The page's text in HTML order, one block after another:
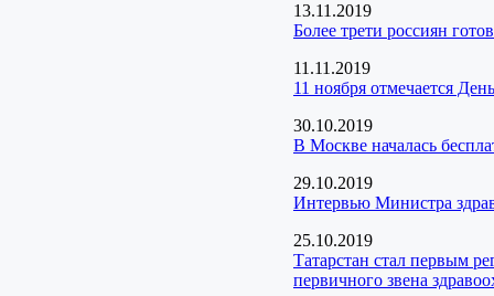
13.11.2019
Более трети россиян
11.11.2019
11 ноября отмечается
30.10.2019
В Москве началась
29.10.2019
Интервью Министра
25.10.2019
Татарстан стал первым
первичного звена